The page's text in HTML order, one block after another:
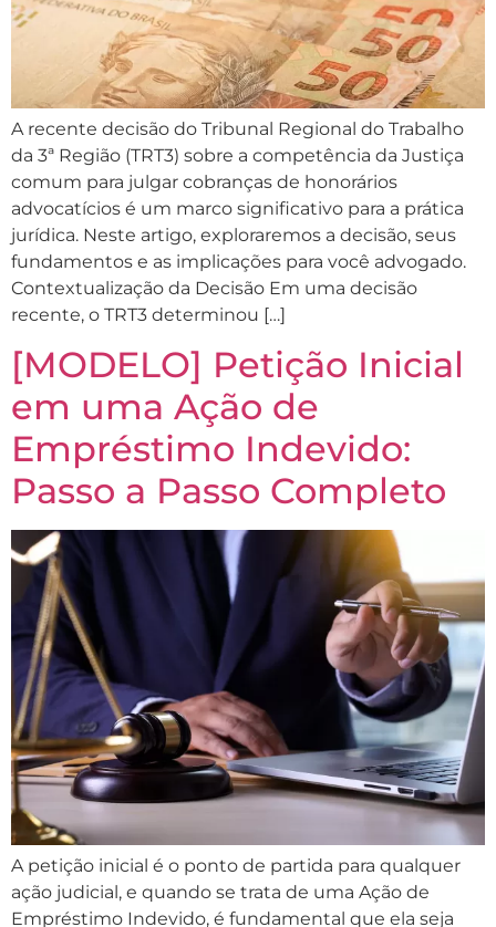
A recente decisão do Tribunal Regional do Trabalho
da 3ª Região (TRT3) sobre a competência da Justiça
comum para julgar cobranças de honorários
advocatícios é um marco significativo para a prática
jurídica. Neste artigo, exploraremos a decisão, seus
fundamentos e as implicações para você advogado.
Contextualização da Decisão Em uma decisão
recente, o TRT3 determinou […]
[MODELO] Petição Inicial
em uma Ação de
Empréstimo Indevido:
Passo a Passo Completo
A petição inicial é o ponto de partida para qualquer
ação judicial, e quando se trata de uma Ação de
Empréstimo Indevido, é fundamental que ela seja